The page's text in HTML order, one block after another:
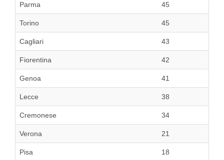
Parma 45
Torino 45
Cagliari 43
Fiorentina 42
Genoa 41
Lecce 38
Cremonese 34
Verona 21
Pisa 18